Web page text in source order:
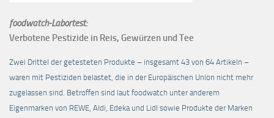
foodwatch-Labortest:
Verbotene Pestizide in Reis, Gewürzen und Tee
Zwei Drittel der getesteten Produkte – insgesamt 43 von 64 Artikeln –
waren mit Pestiziden belastet, die in der Europäischen Union nicht mehr
zugelassen sind. Betroffen sind laut foodwatch unter anderem
Eigenmarken von REWE, Aldi, Edeka und Lidl sowie Produkte der Marken